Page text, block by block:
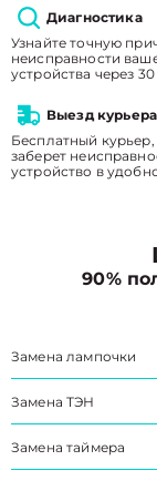
Диагностика
Узнайте точную
неисправности
устройства через
Выезд курьера
Бесплатный
заберет
устройство в
90%
Замена лампочки
Замена ТЭН
Замена таймера